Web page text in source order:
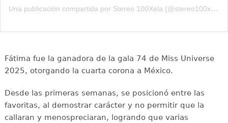
Una publicación compartida por Stereo 100Xela (@stereo100xela)
Fátima fue la ganadora de la gala 74 de Miss Universe
2025, otorgando la cuarta corona a México.
Desde las primeras semanas, se posicionó entre las
favoritas, al demostrar carácter y no permitir que la
callaran y menospreciaran, logrando que varias